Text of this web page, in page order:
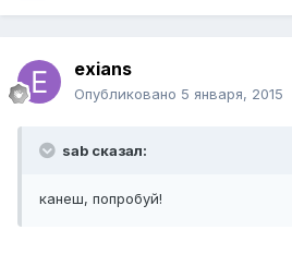
exians
Опубликовано 5 января, 2015
sab сказал:
канеш, попробуй!